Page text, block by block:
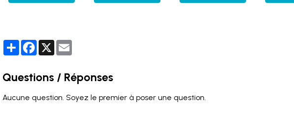
PartagerFacebook
X
Questions / Réponses
Aucune question. Soyez le premier à poser une question.